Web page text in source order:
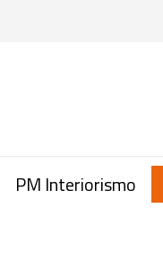
PM Interiorismo